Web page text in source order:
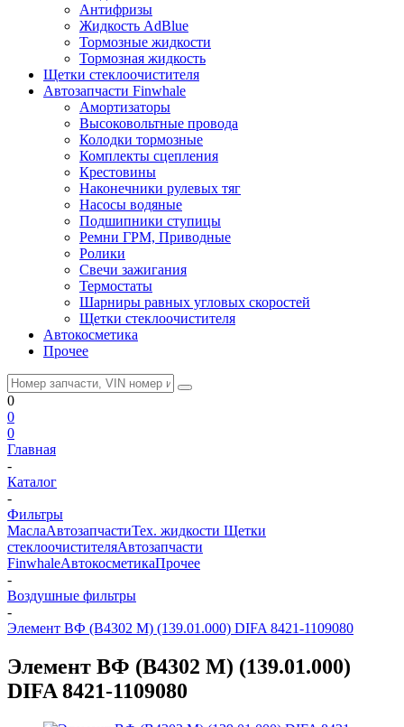
Антифризы
Жидкость AdBlue
Тормозные жидкости
Тормозная жидкость
Щетки стеклоочистителя
Автозапчасти Finwhale
Амортизаторы
Высоковольтные провода
Колодки тормозные
Комплекты сцепления
Крестовины
Наконечники рулевых тяг
Насосы водяные
Подшипники ступицы
Ремни ГРМ, Приводные
Ролики
Свечи зажигания
Термостаты
Шарниры равных угловых скоростей
Щетки стеклоочистителя
Автокосметика
Прочее
0
0
0
Главная
-
Каталог
-
Фильтры
МаслаАвтозапчастиТех. жидкости Щетки
стеклоочистителяАвтозапчасти
FinwhaleАвтокосметикаПрочее
-
Воздушные фильтры
-
Элемент ВФ (В4302 М) (139.01.000) DIFA 8421-1109080
Элемент ВФ (В4302 М) (139.01.000)
DIFA 8421-1109080